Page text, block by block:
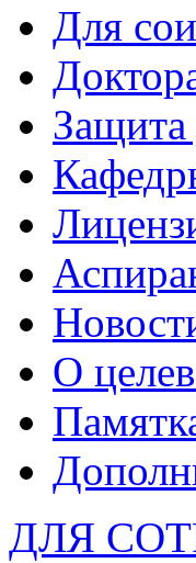
Для
Защита
О
ДЛЯ